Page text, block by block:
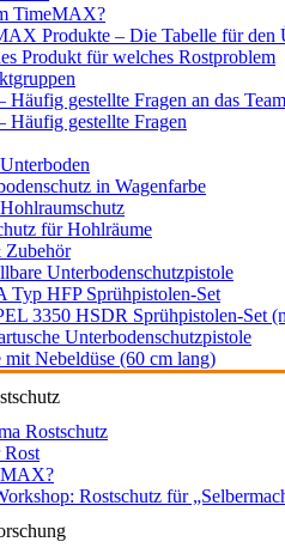
TimeMAX?
Produkte – Die Tabelle für den
Produkt für welches Rostproblem
Häufig gestellte Fragen an das
Häufig gestellte Fragen
in Wagenfarbe
für Hohlräume
Zubehör
Unterbodenschutzpistole
Typ HFP Sprühpistolen-Set
3350 HSDR Sprühpistolen-Set
Unterbodenschutzpistole
mit Nebeldüse (60 cm lang)
Rostschutz
Rost
Rostschutz für